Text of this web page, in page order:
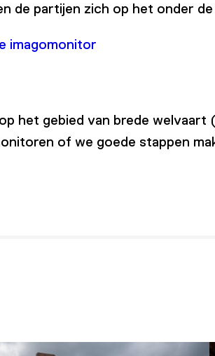
partijen zich op het onder
imagomonitor
het gebied van brede
of we goede stappen